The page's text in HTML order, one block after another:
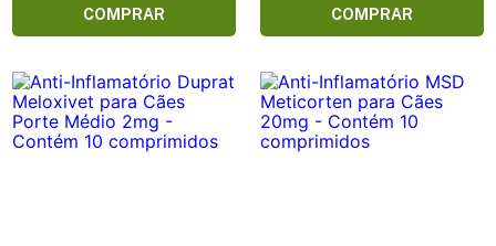
COMPRAR COMPRAR